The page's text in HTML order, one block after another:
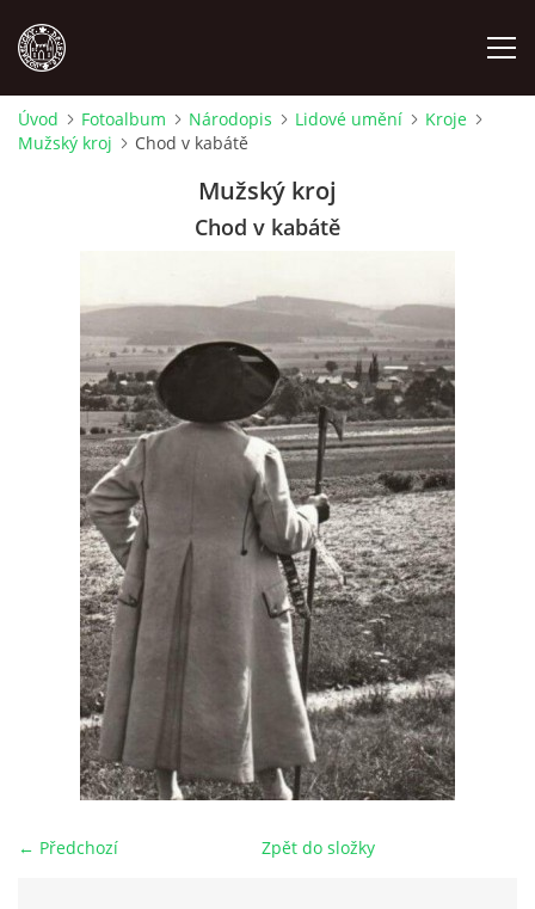
MÍSTOPIS
OSTATNÍ
ODKAZY
DŮL NA SLÍDU (NA KOLE)
Kontakt:
tel. 773 916 275
info@domdej.cz
Tento projekt je realizován za finanční podpory
Úvod Fotoalbum Národopis Lidové umění
Kroje
Mužský kroj
Chod v kabátě
Mužský kroj
Chod v kabátě
← Předchozí Zpět do složky